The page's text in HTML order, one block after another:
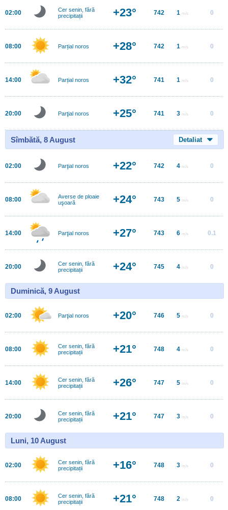
02:00
Cer senin, fără
precipitații
+23° 742 1 m/s 0
08:00 Parțial noros +28° 742 1 m/s 0
14:00 Parțial noros +32° 741 1 m/s 0
20:00 Parţial noros +25° 741 3 m/s 0
Sîmbătă, 8 August Detaliat
02:00 Parţial noros +22° 742 4 m/s 0
08:00
Averse de ploaie
uşoară
+24° 743 5 m/s 0
14:00 Parţial noros +27° 743 6 m/s 0.1
20:00
Cer senin, fără
precipitații
+24° 745 4 m/s 0
Duminică, 9 August
02:00 Parţial noros +20° 746 5 m/s 0
08:00
Cer senin, fără
precipitații
+21° 748 4 m/s 0
14:00
Cer senin, fără
precipitații
+26° 747 5 m/s 0
20:00
Cer senin, fără
precipitații
+21° 747 3 m/s 0
Luni, 10 August
02:00
Cer senin, fără
precipitații
+16° 748 3 m/s 0
08:00
Cer senin, fără
precipitații
+21° 748 2 m/s 0